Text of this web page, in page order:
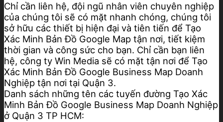
Chỉ cần liên hệ, đội ngũ nhân viên chuyên nghiệp
của chúng tôi sẽ có mặt nhanh chóng, chúng tôi
sở hữu các thiết bị hiện đại và tiên tiến để Tạo
Xác Minh Bản Đồ Google Map tận nơi, tiết kiệm
thời gian và công sức cho bạn. Chỉ cần bạn liên
hệ, công ty Win Media sẽ có mặt tận nơi để Tạo
Xác Minh Bản Đồ Google Business Map Doanh
Nghiệp tận nơi tại Quận 3.
Danh sách những tên các tuyến đường Tạo Xác
Minh Bản Đồ Google Business Map Doanh Nghiệp
ở Quận 3 TP HCM: